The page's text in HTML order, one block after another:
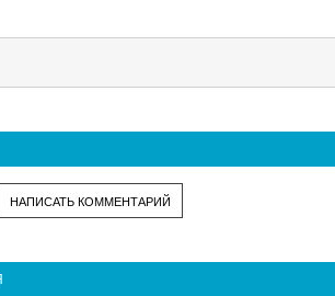
НАПИСАТЬ КОММЕНТАРИЙ